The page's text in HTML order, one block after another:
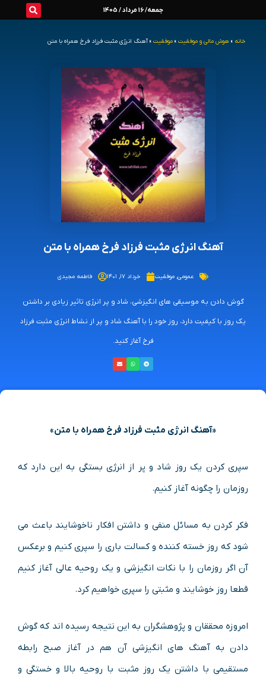
جمعه/ 16 مرداد / 1405
خانه » هوش مالی و موفقیت » موفقیت » آهنگ انرژی مثبت فرزاد فرخ همراه با متن
آهنگ انرژی مثبت فرزاد فرخ همراه با متن
عمومی, موفقیت خرداد ۱۷, ۱۴۰۱ فاطمه مجیدی
گوش دادن به موسیقی های انگیزشی، شاد و پر انرژی تاثیر زیادی بر داشتن
یک روز با کیفیت دارد، روز خود را با آهنگ شاد و پر از نشاط انرژی مثبت فرزاد
فرخ آغاز کنید.
«آهنگ انرژی مثبت فرزاد فرخ همراه با متن»
سپری کردن یک روز شاد و پر از انرژی بستگی به این دارد که
روزمان را چگونه آغاز کنیم.
فکر کردن به مسائل منفی و داشتن افکار ناخوشایند باعث می
شود که روز خسته کننده و کسالت باری را سپری کنیم و برعکس
آن اگر روزمان را با نکات انگیزشی و یک روحیه عالی آغاز کنیم
قطعا روز خوشایند و مثبتی را سپری خواهیم کرد.
امروزه محققان و پژوهشگران به این نتیجه رسیده اند که گوش
دادن به آهنگ های انگیزشی آن هم در آغاز صبح رابطه
مستقیمی با داشتن یک روز مثبت با روحیه بالا و خستگی و